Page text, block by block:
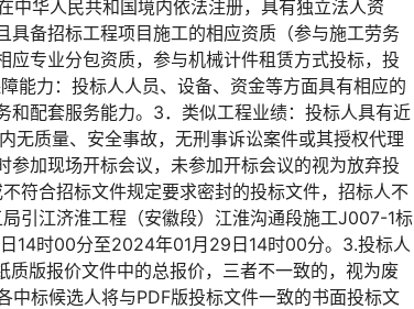
华人民共和国境内依法注册，具有独立法人资
备招标工程项目施工的相应资质（参与施工劳务
专业分包资质，参与机械计件租赁方式投标，投
能力：投标人人员、设备、资金等方面具有相应的
配套服务能力。3．类似工程业绩：投标人具有近
无质量、安全事故，无刑事诉讼案件或其授权代理
加现场开标会议，未参加开标会议的视为放弃投
符合招标文件规定要求密封的投标文件，招标人不
引江济淮工程（安徽段）江淮沟通段施工J007-1标
14时00分至2024年01月29日14时00分。3.投标人
版报价文件中的总报价，三者不一致的，视为废
标候选人将与PDF版投标文件一致的书面投标文